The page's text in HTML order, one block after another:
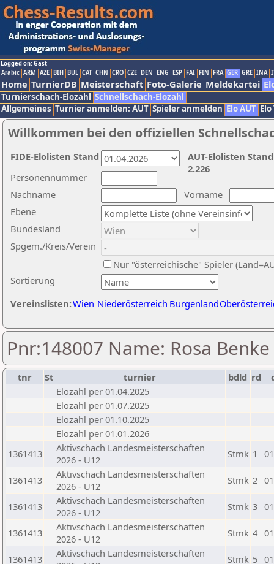
Logged on: Gast
Arabic ARM AZE BIH BUL CAT CHN CRO CZE DEN ENG ESP FAI FIN FRA GER GRE INA
Home TurnierDB Meisterschaft Foto-Galerie Meldekartei
Turnierschach-Elozahl Schnellschach-Elozahl
Allgemeines Turnier anmelden: AUT Spieler anmelden Elo AUT
Willkommen bei den offiziellen
Nachname
Vorname
Ebene
Sortierung
Personennummer
Bundesland
Spgem./Kreis/Verein
Nur "österreichische" Spieler
Vereinslisten:Wien Niederösterreich Burgenland
AUT-Elolisten
2.226
FIDE-Elolisten Stand
Pnr:148007 Name: Rosa Benke
tnr St turnier bdld rd
Elozahl per 01.04.2025
Elozahl per 01.07.2025
Elozahl per 01.10.2025
Elozahl per 01.01.2026
1361413
Aktivschach Landesmeisterschaften
2026 - U12
Stmk 1
1361413
Aktivschach Landesmeisterschaften
2026 - U12
Stmk 2
1361413
Aktivschach Landesmeisterschaften
2026 - U12
Stmk 3
1361413
Aktivschach Landesmeisterschaften
2026 - U12
Stmk 4
1361413
Aktivschach Landesmeisterschaften
Stmk 5